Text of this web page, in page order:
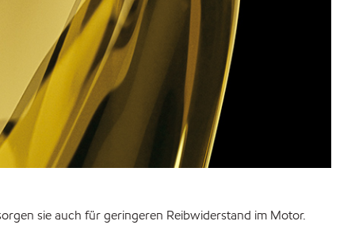
sie auch für geringeren Reibwiderstand im Motor.